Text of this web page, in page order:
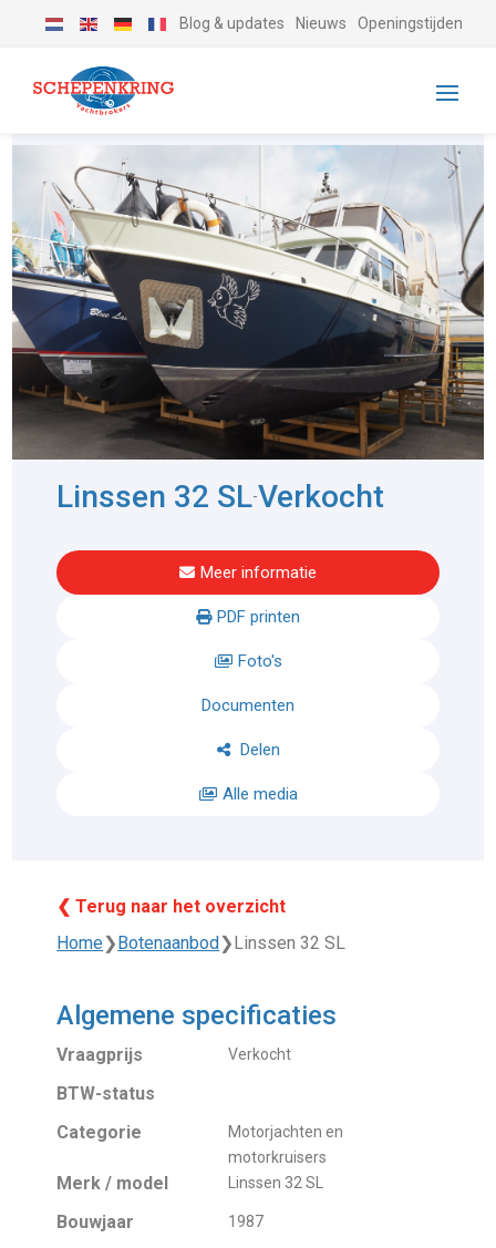
Blog & updates Nieuws Openingstijden
Linssen 32 SL-Verkocht
Meer informatie
PDF printen
Foto's
Documenten
Delen
Alle media
❮ Terug naar het overzicht
Home❯Botenaanbod❯Linssen 32 SL
Algemene specificaties
Vraagprijs Verkocht
BTW-status
Categorie
Motorjachten en
motorkruisers
Merk / model Linssen 32 SL
Bouwjaar 1987